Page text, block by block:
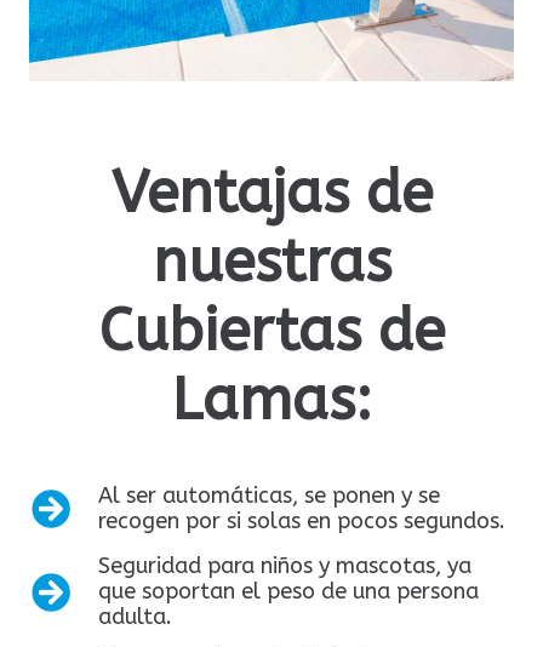
Ventajas de
nuestras
Cubiertas de
Lamas:
Al ser automáticas, se ponen y se
recogen por si solas en pocos segundos.
Seguridad para niños y mascotas, ya
que soportan el peso de una persona
adulta.